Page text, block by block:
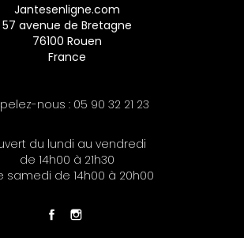
Jantesenligne.com
57 avenue de Bretagne
76100 Rouen
France
nous : 05 90 32 21 23
du lundi au vendredi
de 14h00 à 21h30
samedi de 14h00 à 20h00